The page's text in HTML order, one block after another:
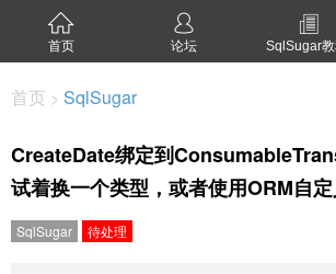
首页 论坛 SqlSugar教
首页 > SqlSugar
CreateDate绑定到
试着换一个类型，或者使用ORM自
SqlSugar 待处理